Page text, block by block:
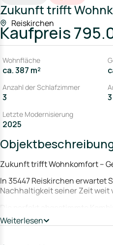
Zukunft trifft
Reiskirchen
Kaufpreis
Wohnfläche
ca. 387 m²
Anzahl der Schlafzimmer
3 3
Letzte Modernisierung
2025
Zukunft trifft Wohnkomfort –
In 35447 Reiskirchen erwartet
Nachhaltigkeit seiner Zeit weit
Batteriespeichern macht
Energiekosten. Ein echter,
Weiterlesen